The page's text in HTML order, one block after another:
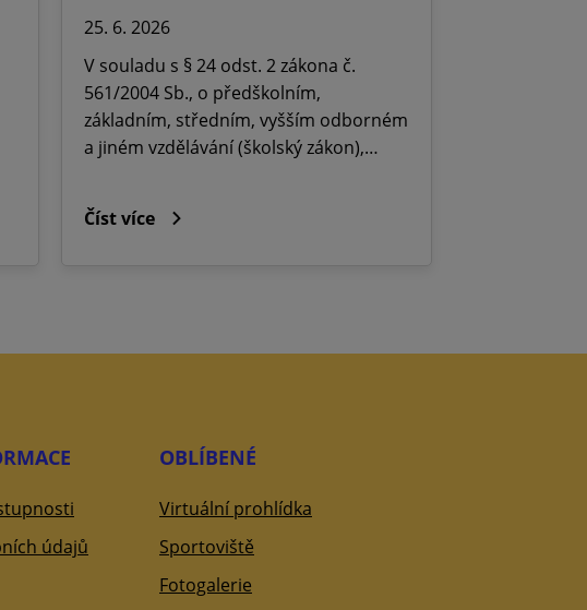
25. 6. 2026
V souladu s § 24 odst. 2 zákona č.
561/2004 Sb., o předškolním,
základním, středním, vyšším odborném
a jiném vzdělávání (školský zákon),…
Číst více
údajů
OBLÍBENÉ
Virtuální prohlídka
Sportoviště
Fotogalerie